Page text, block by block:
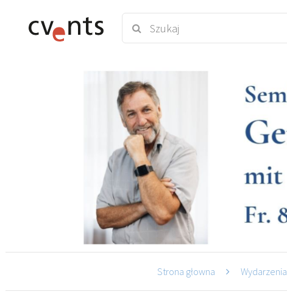
Strona głowna Wydarzenia